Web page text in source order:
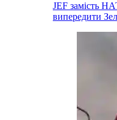
JEF замість
випередити